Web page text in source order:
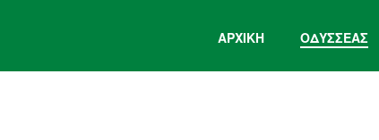
ΑΡΧΙΚΉ ΟΔΥΣΣΕΑΣ